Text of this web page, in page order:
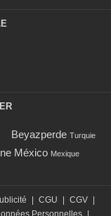
Beyazperde Turquie
México Mexique
CGU CGV
Personnelles